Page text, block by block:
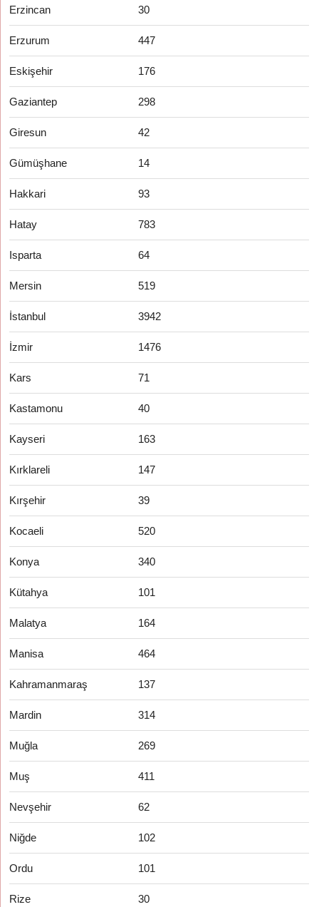
Erzincan 30
Erzurum 447
Eskişehir 176
Gaziantep 298
Giresun 42
Gümüşhane 14
Hakkari 93
Hatay 783
Isparta 64
Mersin 519
İstanbul 3942
İzmir 1476
Kars 71
Kastamonu 40
Kayseri 163
Kırklareli 147
Kırşehir 39
Kocaeli 520
Konya 340
Kütahya 101
Malatya 164
Manisa 464
Kahramanmaraş 137
Mardin 314
Muğla 269
Muş 411
Nevşehir 62
Niğde 102
Ordu 101
Rize 30